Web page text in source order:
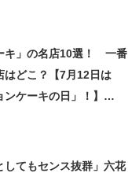
キ」の名店10選！ 一番
はどこ？【7月12日は
ンケーキの日」！】
してもセンス抜群」六花